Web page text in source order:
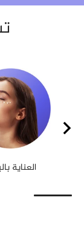
العناية